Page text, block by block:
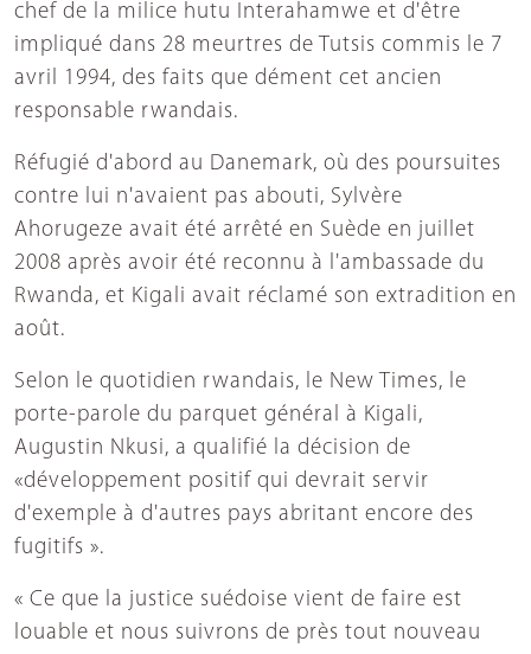
chef de la milice hutu Interahamwe et d'être
impliqué dans 28 meurtres de Tutsis commis le 7
avril 1994, des faits que dément cet ancien
responsable rwandais.
Réfugié d'abord au Danemark, où des poursuites
contre lui n'avaient pas abouti, Sylvère
Ahorugeze avait été arrêté en Suède en juillet
2008 après avoir été reconnu à l'ambassade du
Rwanda, et Kigali avait réclamé son extradition en
août.
Selon le quotidien rwandais, le New Times, le
porte-parole du parquet général à Kigali,
Augustin Nkusi, a qualifié la décision de
«développement positif qui devrait servir
d'exemple à d'autres pays abritant encore des
fugitifs ».
« Ce que la justice suédoise vient de faire est
louable et nous suivrons de près tout nouveau